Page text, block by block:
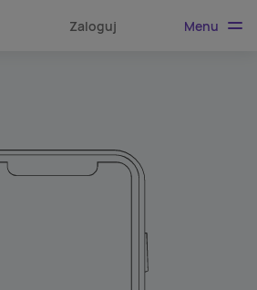
Zaloguj Menu